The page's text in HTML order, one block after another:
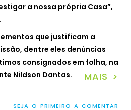
a nossa própria Casa”,
que justificam a
dentre eles denúncias
consignados em folha, na
Nildson Dantas.
MAIS >
SEJA O PRIMEIRO A COMENTAR